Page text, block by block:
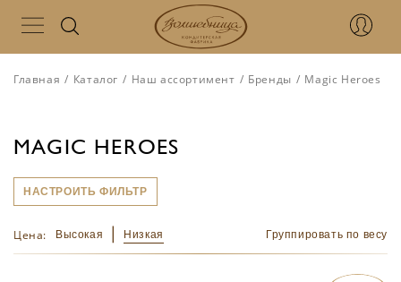
Главная / Каталог / Наш ассортимент / Бренды / Magic Heroes
MAGIC HEROES
НАСТРОИТЬ ФИЛЬТР
Цена: Высокая Низкая Группировать по весу